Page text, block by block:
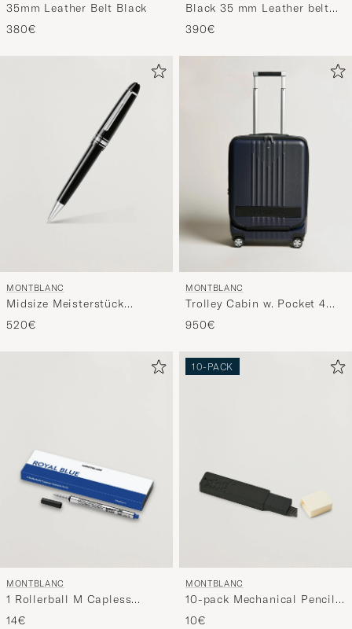
35mm Leather Belt Black
380€
Black 35 mm Leather belt
Black
390€
MONTBLANC
Midsize Meisterstück
Ballpoint Pen Platinum Line
520€
MONTBLANC
Trolley Cabin w. Pocket 4
Wheels Blue
950€
MONTBLANC
1 Rollerball M Capless
System Refill Royal Blue
14€
10-PACK
MONTBLANC
10-pack Mechanical Pencil
Refill 0,7mm
10€